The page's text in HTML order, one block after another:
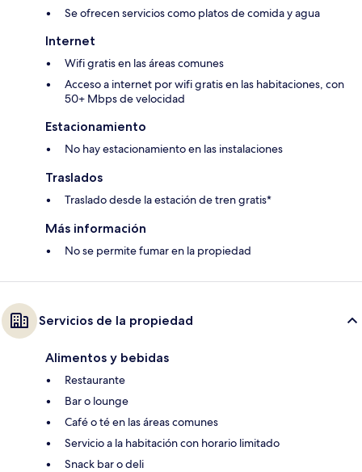
Se ofrecen servicios como platos de comida y agua
Internet
Wifi gratis en las áreas comunes
Acceso a internet por wifi gratis en las habitaciones, con
50+ Mbps de velocidad
Estacionamiento
No hay estacionamiento en las instalaciones
Traslados
Traslado desde la estación de tren gratis*
Más información
No se permite fumar en la propiedad
Servicios de la propiedad
Alimentos y bebidas
Restaurante
Bar o lounge
Café o té en las áreas comunes
Servicio a la habitación con horario limitado
Snack bar o deli